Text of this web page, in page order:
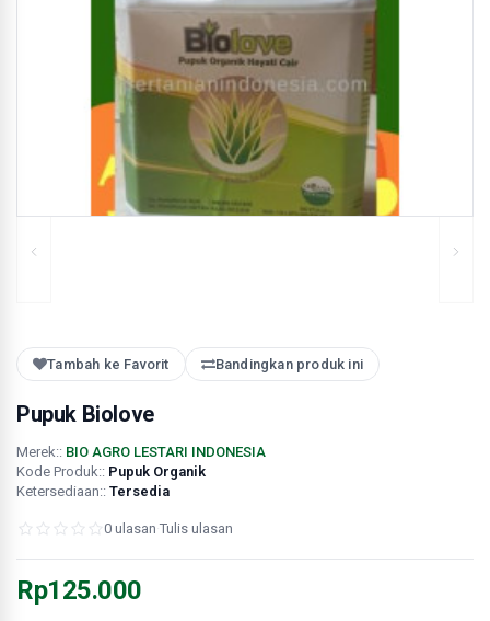
Tambah ke Favorit Bandingkan produk ini
Pupuk Biolove
Merek:: BIO AGRO LESTARI INDONESIA
Kode Produk:: Pupuk Organik
Ketersediaan:: Tersedia
0 ulasan Tulis ulasan
Rp125.000